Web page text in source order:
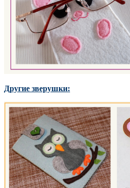
Другие зверушки: